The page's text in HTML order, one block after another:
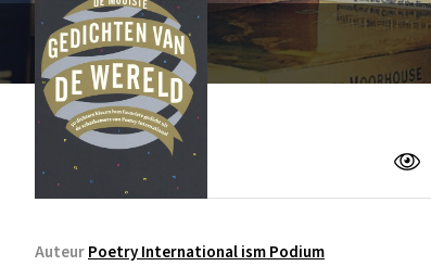
AuteurPoetry International ism Podium